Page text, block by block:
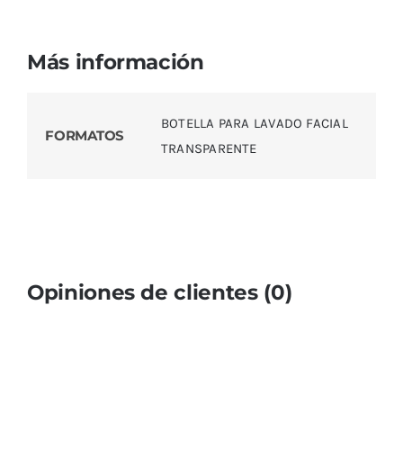
Más información
FORMATOS
BOTELLA PARA LAVADO FACIAL
TRANSPARENTE
Opiniones de clientes (0)